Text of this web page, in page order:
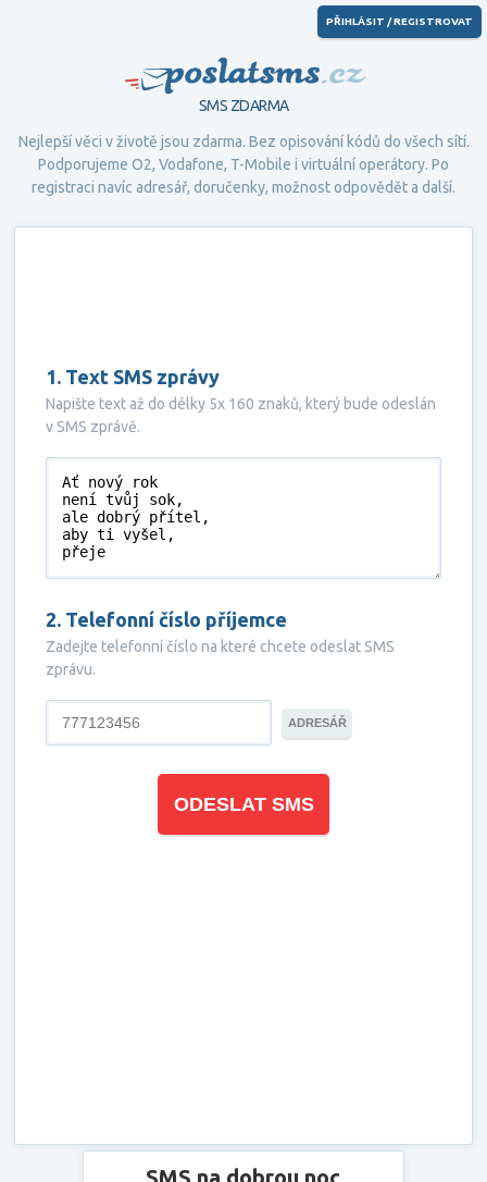
PoslatSMS.cz
SMS ZDARMA
Nejlepší věci v životě jsou zdarma. Bez opisování kódů do všech sítí.
Podporujeme O2, Vodafone, T-Mobile i virtuální operátory. Po
registraci navíc adresář, doručenky, možnost odpovědět a další.
PŘIHLÁSIT / REGISTROVAT
1. Text SMS zprávy
Napište text až do délky 5x 160 znaků, který bude odeslán
v SMS zprávě.
2. Telefonní číslo příjemce
Zadejte telefonní číslo na které chcete odeslat SMS
zprávu.
ADRESÁŘ
ODESLAT SMS
SMS na dobrou noc